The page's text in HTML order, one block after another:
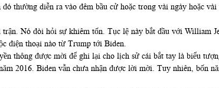
thường diễn ra vào đêm bầu cử hoặc trong vài ngày hoặc
Nó đòi hỏi sự khiêm tốn. Tục lệ này bắt đầu với William
điện thoại nào từ Trump tới Biden.
thông được mời để ghi lại cho lịch sử cái bắt tay là biểu
2016. Biden vẫn chưa nhận được lời mời. Tuy nhiên, bốn